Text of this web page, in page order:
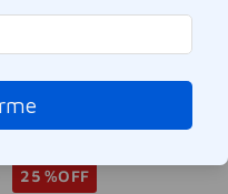
Y Karité
532ml
25 %OFF